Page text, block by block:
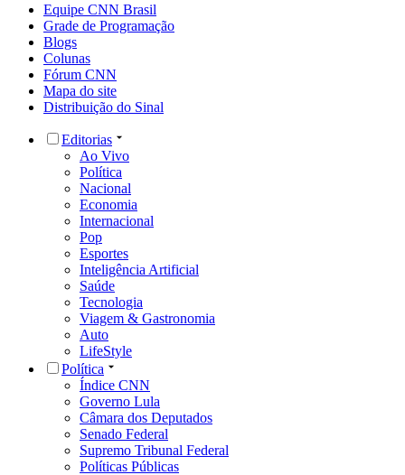
Equipe CNN Brasil
Grade de Programação
Blogs
Colunas
Fórum CNN
Mapa do site
Distribuição do Sinal
Editorias
Ao Vivo
Política
Nacional
Economia
Internacional
Pop
Esportes
Inteligência Artificial
Saúde
Tecnologia
Viagem & Gastronomia
Auto
LifeStyle
Política
Índice CNN
Governo Lula
Câmara dos Deputados
Senado Federal
Supremo Tribunal Federal
Políticas Públicas